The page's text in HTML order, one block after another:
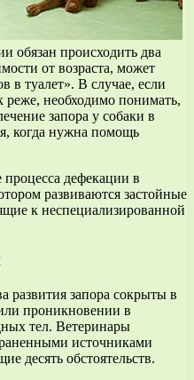
обязан происходить два
от возраста, может
в туалет». В случае, если
реже, необходимо понимать,
запора у собаки в
когда нужна помощь
дефекации в
развиваются застойные
к неспециализированной
развития запора сокрыты в
проникновении в
тел. Ветеринары
источниками
десять обстоятельств.